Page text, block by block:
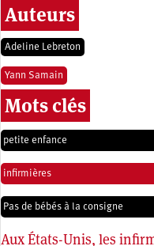
Auteurs
Adeline Lebreton
Yann Samain
Mots clés
petite enfance
infirmières
Pas de bébés à la consigne
Aux États-Unis, les